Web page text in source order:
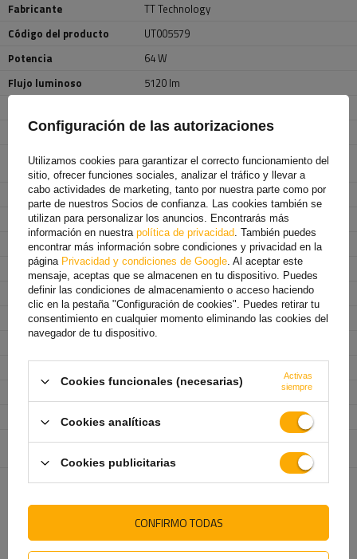
Fabricante
TT Technology
Código del producto
UT005579
Potencia
64 W
Flujo luminoso
5120 lm
Color de la luz
luz blanca neutra
Temperatura de color de la5700 K
Lente
disperso
Fuente de luz
LED
Tensión
10/30 V
Durabilidad
50 000 h
Ancho
108 mm
Altura
140 mm
Profundidad
Clase de protección
IP 68/69K
Entidad responsable de
este producto en la UE
KT TRADE Sp. z o.o. Krzysztof Tritt sp.
k.
más
TE VA A INTERESAR
Configuración de las autorizaciones
Utilizamos cookies para garantizar el correcto funcionamiento del
sitio, ofrecer funciones sociales, analizar el tráfico y llevar a
cabo actividades de marketing, tanto por nuestra parte como por
parte de nuestros Socios de confianza. Las cookies también se
utilizan para personalizar los anuncios. Encontrarás más
información en nuestra política de privacidad. También puedes
encontrar más información sobre condiciones y privacidad en la
página Privacidad y condiciones de Google. Al aceptar este
mensaje, aceptas que se almacenen en tu dispositivo. Puedes
definir las condiciones de almacenamiento o acceso haciendo
clic en la pestaña "Configuración de cookies". Puedes retirar tu
consentimiento en cualquier momento eliminando las cookies del
navegador de tu dispositivo.
Cookies funcionales (necesarias)
Activas
siempre
Cookies analíticas
Cookies publicitarias
CONFIRMO TODAS